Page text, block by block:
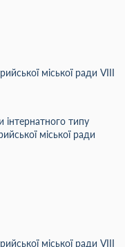
міської ради VIII
інтернатного типу
міської ради
міської ради VIII